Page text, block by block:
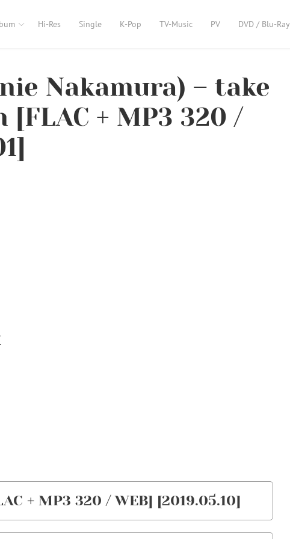
Hi-Res Single K-Pop TV-Music PV DVD / Blu-Ray
Nakamura) – take
+ MP3 320 /
+ MP3 320 / WEB] [2019.05.10]